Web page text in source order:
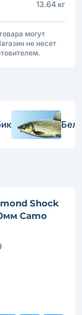
13.64 кг
могут
не несет
Shock
Camo